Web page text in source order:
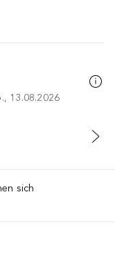
13.08.2026
sich